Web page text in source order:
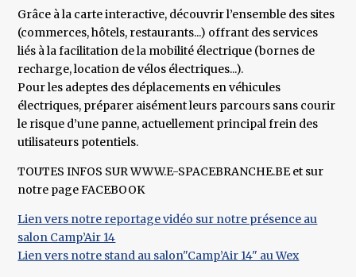
Grâce à la carte interactive, découvrir l’ensemble des sites
(commerces, hôtels, restaurants...) offrant des services
liés à la facilitation de la mobilité électrique (bornes de
recharge, location de vélos électriques...).
Pour les adeptes des déplacements en véhicules
électriques, préparer aisément leurs parcours sans courir
le risque d’une panne, actuellement principal frein des
utilisateurs potentiels.
TOUTES INFOS SUR WWW.E-SPACEBRANCHE.BE et sur
notre page FACEBOOK
Lien vers notre reportage vidéo sur notre présence au
salon Camp’Air 14
Lien vers notre stand au salon"Camp’Air 14" au Wex